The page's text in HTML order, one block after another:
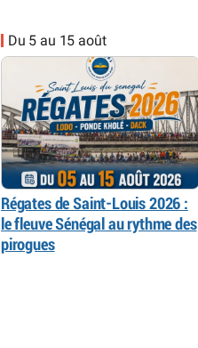
Du 5 au 15 août
Régates de Saint-Louis 2026 :
le fleuve Sénégal au rythme des
pirogues